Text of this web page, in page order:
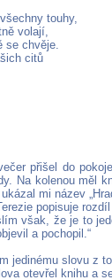
touhy,
volají,
se chvěje.
citů
přišel do
Na kolenou měl
mi název
popisuje
však, že je to
a pochopil.“
jedinému slovu z
otevřel knihu a